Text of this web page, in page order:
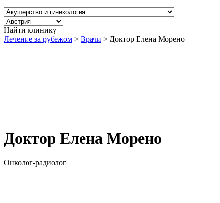
Найти клинику
Лечение за рубежом > Врачи > Доктор Елена Морено
Доктор Елена Морено
Онколог-радиолог